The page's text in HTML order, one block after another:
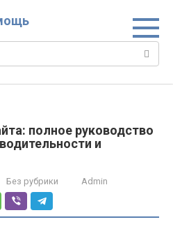
полное руководство
и
Без рубрики Admin